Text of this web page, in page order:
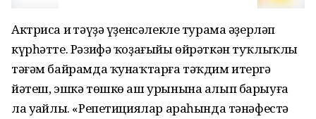
Актриса иң тәүҙә үҙенсәлекле турама әҙерләп
күрһәтте. Рәзифә ҡоҙағыйы өйрәткән туҡлыҡлы
тәғәм байрамда ҡунаҡтарға тәҡдим итергә
йәтеш, эшкә төшкө аш урынына алып барыуға
ла уңайлы. «Репетициялар араһында тәнәфестә